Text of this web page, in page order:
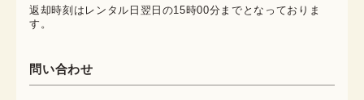
返却時刻はレンタル日翌日の15時00分までとなっておりま
す。
問い合わせ